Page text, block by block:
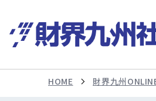
HOME 財界九州